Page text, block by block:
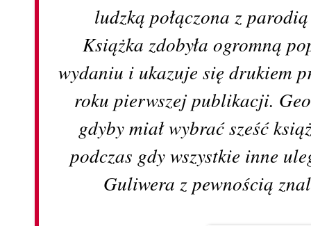
ludzką połączona z
Książka zdobyła ogromną
wydaniu i ukazuje się drukiem
roku pierwszej publikacji.
gdyby miał wybrać sześć
podczas gdy wszystkie inne
Guliwera z pewnością